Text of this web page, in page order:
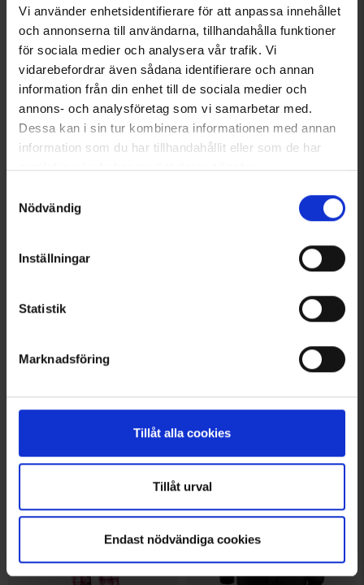
Vi använder enhetsidentifierare för att anpassa innehållet
och annonserna till användarna, tillhandahålla funktioner
för sociala medier och analysera vår trafik. Vi
vidarebefordrar även sådana identifierare och annan
information från din enhet till de sociala medier och
annons- och analysföretag som vi samarbetar med.
Dessa kan i sin tur kombinera informationen med annan
information som du har tillhandahållit eller som de har
samlat in när du har använt deras tjänster.
Nödvändig
Inställningar
Statistik
Marknadsföring
Tillåt alla cookies
Tillåt urval
Endast nödvändiga cookies
+1
Fleecemössa
Från30 kr
Fuskpolo Merinoull Vuxen
Från125 kr
Liknande produkter
Kombi Smooth Tumvantar Dam
Kombi
349 kr
Kombi Spooky Tumvantar Dam
499 kr
Andra köpte även